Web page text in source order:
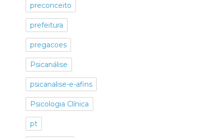
preconceito
prefeitura
pregacoes
Psicanálise
psicanalise-e-afins
Psicologia Clínica
pt